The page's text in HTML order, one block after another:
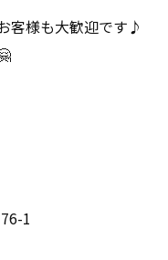
客様も大歓迎です♪
1